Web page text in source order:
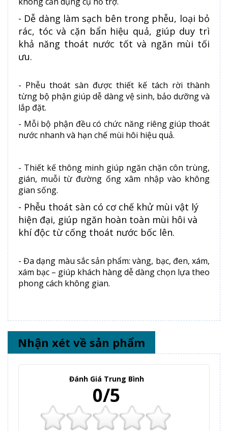
- Dễ dàng làm sạch bên trong phễu, loại bỏ
rác, tóc và cặn bẩn hiệu quả, giúp duy trì
khả năng thoát nước tốt và ngăn mùi tối
ưu.
- Phễu thoát sàn được thiết kế tách rời thành
từng bộ phận giúp dễ dàng vệ sinh, bảo dưỡng và
lắp đặt.
- Mỗi bộ phận đều có chức năng riêng giúp thoát
nước nhanh và hạn chế mùi hôi hiệu quả.
- Thiết kế thông minh giúp ngăn chặn côn trùng,
gián, muỗi từ đường ống xâm nhập vào không
gian sống.
- Phễu thoát sàn có cơ chế khử mùi vật lý
hiện đại, giúp ngăn hoàn toàn mùi hôi và
khí độc từ cống thoát nước bốc lên.
- Đa dạng màu sắc sản phẩm: vàng, bạc, đen, xám,
xám bạc – giúp khách hàng dễ dàng chọn lựa theo
phong cách không gian.
Nhận xét về sản phẩm
Đánh Giá Trung Bình
0/5